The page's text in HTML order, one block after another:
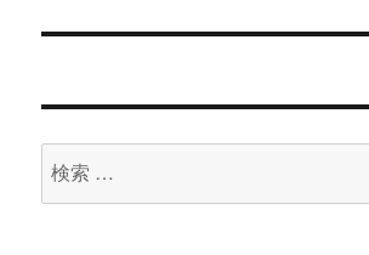
ン